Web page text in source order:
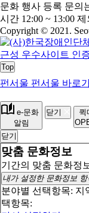
문화 행사 등록 문의
시간 12:00 ~ 13:00 제
Copyright © 2021.
Top
펀서울 펀서울 바로가
e-문화
알림
닫기
퀵
닫기
맞춤 문화정보
기간의 맞춤 문화정
내가 설정한 문화정보 항
분야별 선택항목: 지
택항목: